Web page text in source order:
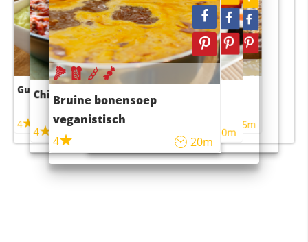
Guacamole
4
Chili con carne
4 45m
Bruine bonensoep
veganistisch
4
20m
Sushi rijstsalade
maaltijdsalade
40m
4 55m